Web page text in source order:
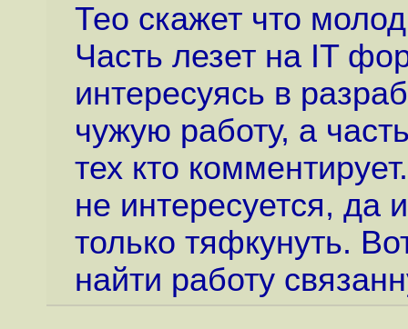
Тео скажет что
Часть лезет на IT
интересуясь в
чужую работу, а
тех кто
не интересуется, да
только тяфкунуть.
найти работу